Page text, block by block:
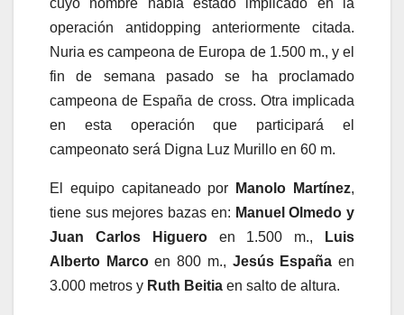
operación antidopping anteriormente citada.
Nuria es campeona de Europa de 1.500 m., y el
fin de semana pasado se ha proclamado
campeona de España de cross. Otra implicada
en esta operación que participará el
campeonato será Digna Luz Murillo en 60 m.
El equipo capitaneado por Manolo Martínez,
tiene sus mejores bazas en: Manuel Olmedo y
Juan Carlos Higuero en 1.500 m.,
Luis
Alberto Marcoen 800 m., Jesús España en
3.000 metros y Ruth Beitia en salto de altura.